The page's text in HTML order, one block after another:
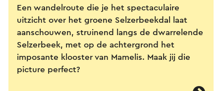
Een wandelroute die je het spectaculaire
uitzicht over het groene Selzerbeekdal laat
aanschouwen, struinend langs de dwarrelende
Selzerbeek, met op de achtergrond het
imposante klooster van Mamelis. Maak jij die
picture perfect?